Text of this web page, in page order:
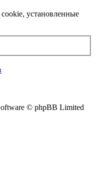
установленные
© phpBB Limited